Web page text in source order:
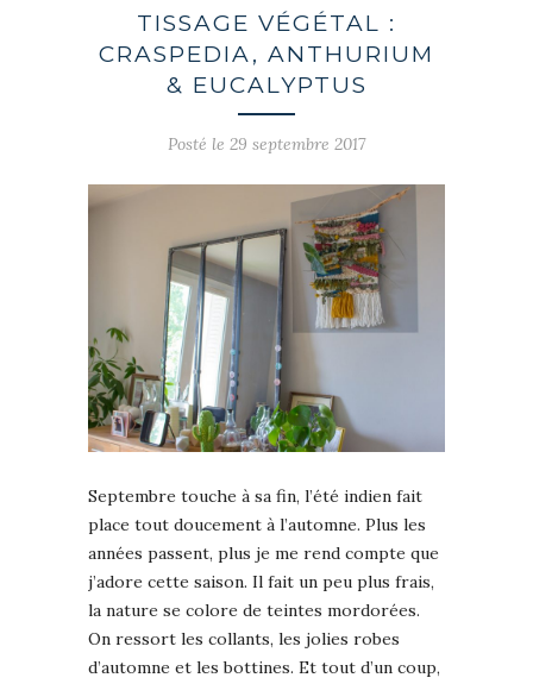
TISSAGE VÉGÉTAL :
CRASPEDIA, ANTHURIUM
& EUCALYPTUS
Posté le 29 septembre 2017
Septembre touche à sa fin, l’été indien fait
place tout doucement à l’automne. Plus les
années passent, plus je me rend compte que
j’adore cette saison. Il fait un peu plus frais,
la nature se colore de teintes mordorées.
On ressort les collants, les jolies robes
d’automne et les bottines. Et tout d’un coup,